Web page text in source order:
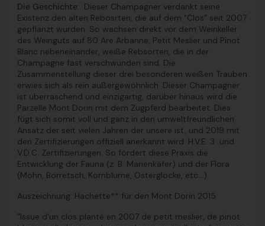
Die Geschichte: Dieser Champagner verdankt seine
Existenz den alten Rebosrten, die auf dem "Clos" seit 2007
gepflanzt wurden. So wachsen direkt vor dem Weinkeller
des Weinguts auf 80 Are Arbanne, Petit Meslier und Pinot
Blanc nebeneinander, weiße Rebsorten, die in der
Champagne fast verschwunden sind. Die
Zusammenstellung dieser drei besonderen weißen Trauben
erwies sich als rein außergewöhnlich. Dieser Champagner
ist überraschend und einzigartig, darüber hinaus wird die
Parzelle Mont Dorin mit dem Zugpferd bearbeitet. Dies
fügt sich somit voll und ganz in den umweltfreundlichen
Ansatz der seit vielen Jahren der unsere ist, und 2019 mit
den Zertifizierungen offiziell anerkannt wird. H.V.E. 3 und
V.D.C. Zertifizierungen. So fördert diese Praxis die
Entwicklung der Fauna (z. B. Marienkäfer) und der Flora
(Mohn, Borretsch, Kornblume, Osterglocke, etc...).
Auszeichnung: Hachette** für den Mont Dorin 2015
"Issue d'un clos planté en 2007 de petit meslier, de pinot